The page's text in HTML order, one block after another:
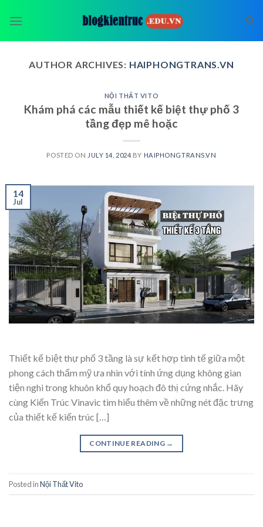
AUTHOR ARCHIVES: HAIPHONGTRANS.VN
NỘI THẤT VITO
Khám phá các mẫu thiết kế biệt thự phố 3
tầng đẹp mê hoặc
POSTED ON JULY 14, 2024 BY HAIPHONGTRANS.VN
14
Jul
Thiết kế biệt thự phố 3 tầng là sự kết hợp tinh tế giữa một
phong cách thẩm mỹ ưa nhìn với tính ứng dụng không gian
tiện nghi trong khuôn khổ quy hoạch đô thị cứng nhắc. Hãy
cùng Kiến Trúc Vinavic tìm hiểu thêm về những nét đặc trưng
của thiết kế kiến trúc […]
CONTINUE READING →
Posted inNội Thất Vito